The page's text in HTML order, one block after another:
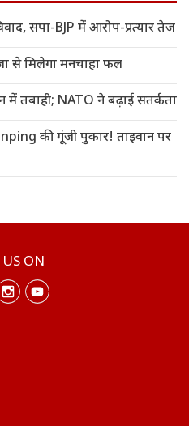
सपा-BJP में आरोप-प्रत्यार तेज
से मिलेगा मनचाहा फल
तबाही; NATO ने बढ़ाई सतर्कता
की गूंजी पुकार! ताइवान पर
ON